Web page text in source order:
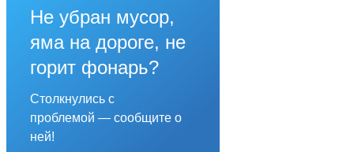
Не убран мусор,
яма на дороге, не
горит фонарь?
Столкнулись с
проблемой — сообщите о
ней!